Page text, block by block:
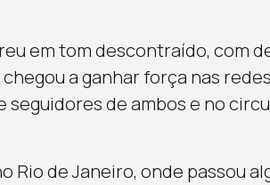
em tom descontraído, com
a ganhar força nas
de ambos e no
de Janeiro, onde passou